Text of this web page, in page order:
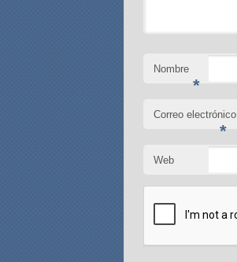
Nombre
*
Correo electrónico
*
Web